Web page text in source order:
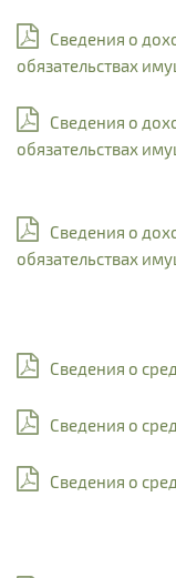
Сведения о
обязательствах
Сведения о
обязательствах
Сведения о
обязательствах
Сведения о
Сведения о
Сведения о